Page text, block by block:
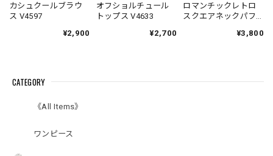
カシュクールブラウ
ス V4597
¥2,900
オフショルチュール
トップス V4633
¥2,700
ロマンチックレトロ
スクエアネックパフ
¥3,800
CATEGORY
《All Items》
ワンピース